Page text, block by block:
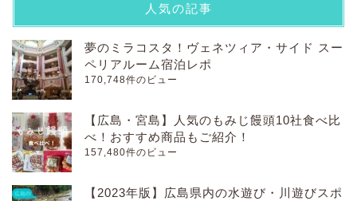
人気の記事
夢のミラコスタ！ヴェネツィア・サイド スー
ペリアルーム宿泊レポ
170,748件のビュー
【広島・宮島】人気のもみじ饅頭10社食べ比
べ！おすすめ商品もご紹介！
157,480件のビュー
【2023年版】広島県内の水遊び・川遊びスポ